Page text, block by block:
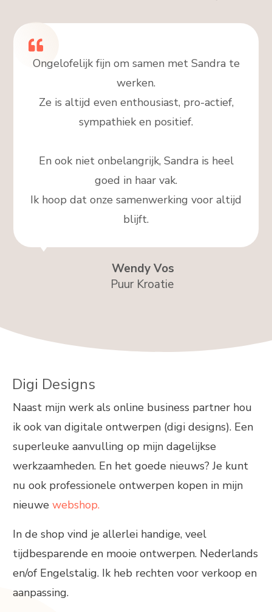
Ongelofelijk fijn om samen met Sandra te
werken.
Ze is altijd even enthousiast, pro-actief,
sympathiek en positief.
En ook niet onbelangrijk, Sandra is heel
goed in haar vak.
Ik hoop dat onze samenwerking voor altijd
blijft.
Wendy Vos
Puur Kroatie
Digi Designs
Naast mijn werk als online business partner hou
ik ook van digitale ontwerpen (digi designs). Een
superleuke aanvulling op mijn dagelijkse
werkzaamheden. En het goede nieuws? Je kunt
nu ook professionele ontwerpen kopen in mijn
nieuwe webshop.
In de shop vind je allerlei handige, veel
tijdbesparende en mooie ontwerpen. Nederlands
en/of Engelstalig. Ik heb rechten voor verkoop en
aanpassing.